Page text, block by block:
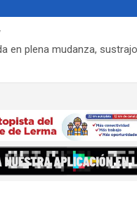
en plena mudanza,